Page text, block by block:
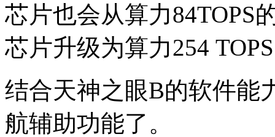
芯片也会从算力84TOPS
芯片升级为算力254
结合天神之眼B的软件能
航辅助功能了。